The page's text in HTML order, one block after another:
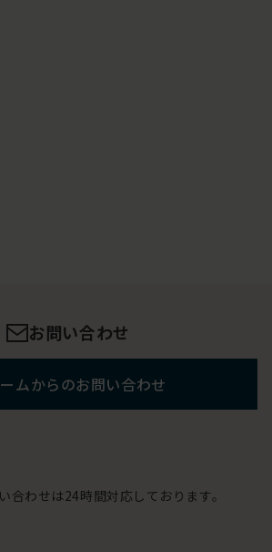
お問い合わせ
ムからのお問い合わせ
わせは24時間対応しております。